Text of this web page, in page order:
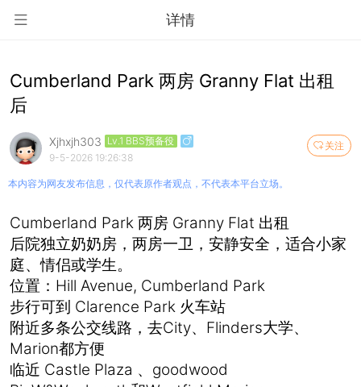
详情
Cumberland Park 两房 Granny Flat 出租
后
关注
Xjhxjh303 Lv.1 BBS预备役
9-5-2026 19:26:38
本内容为网友发布信息，仅代表原作者观点，不代表本平台立场。
Cumberland Park 两房 Granny Flat 出租
后院独立奶奶房，两房一卫，安静安全，适合小家
庭、情侣或学生。
位置：Hill Avenue, Cumberland Park
步行可到 Clarence Park 火车站
附近多条公交线路，去City、Flinders大学、
Marion都方便
临近 Castle Plaza 、goodwood